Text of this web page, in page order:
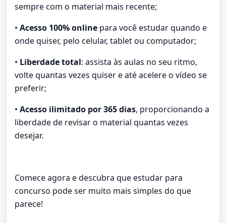
sempre com o material mais recente;
• Acesso 100% online para você estudar quando e
onde quiser, pelo celular, tablet ou computador;
• Liberdade total: assista às aulas no seu ritmo,
volte quantas vezes quiser e até acelere o vídeo se
preferir;
• Acesso ilimitado por 365 dias, proporcionando a
liberdade de revisar o material quantas vezes
desejar.
Comece agora e descubra que estudar para
concurso pode ser muito mais simples do que
parece!